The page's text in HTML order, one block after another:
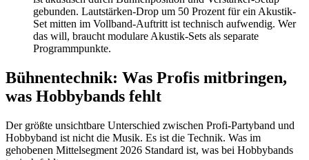
gebunden. Lautstärken-Drop um 50 Prozent für ein Akustik-
Set mitten im Vollband-Auftritt ist technisch aufwendig. Wer
das will, braucht modulare Akustik-Sets als separate
Programmpunkte.
Bühnentechnik: Was Profis mitbringen,
was Hobbybands fehlt
Der größte unsichtbare Unterschied zwischen Profi-Partyband und
Hobbyband ist nicht die Musik. Es ist die Technik. Was im
gehobenen Mittelsegment 2026 Standard ist, was bei Hobbybands